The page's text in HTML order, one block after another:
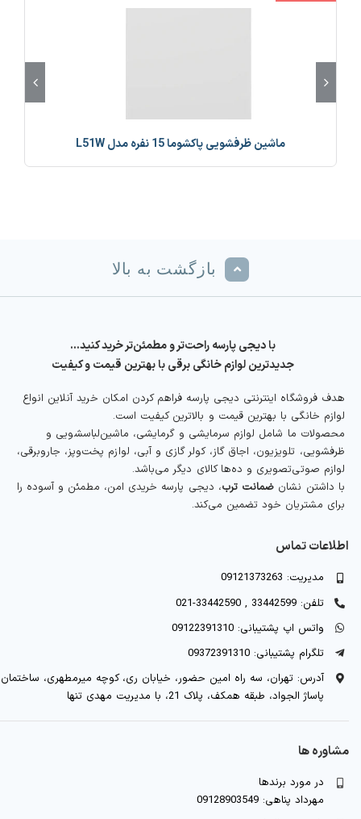
ماشين ظرفشویی پاکشوما 15 نفره مدل L51W
بازگشت به بالا
با دیجی پارسه راحت‌تر و مطمئن‌تر خرید کنید…
جدیدترین لوازم خانگی برقی با بهترین قیمت و کیفیت
هدف فروشگاه اینترنتی دیجی پارسه فراهم کردن امکان خرید آنلاین انواع
لوازم خانگی با بهترین قیمت و بالاترین کیفیت است.
محصولات ما شامل لوازم سرمایشی و گرمایشی، ماشین‌لباسشویی و
ظرفشویی، تلویزیون، اجاق گاز، کولر گازی و آبی، لوازم پخت‌وپز، جاروبرقی،
لوازم صوتی‌تصویری و ده‌ها کالای دیگر می‌باشد.
با داشتن نشان ضمانت ترب، دیجی پارسه خریدی امن، مطمئن و آسوده را
برای مشتریان خود تضمین می‌کند.
اطلاعات تماس
مدیریت: 09121373263
تلفن: 33442599 , 33442590-021
واتس اپ پشتیبانی: 09122391310
تلگرام پشتیبانی: 09372391310
آدرس: تهران، سه راه امین حضور، خیابان ری، کوچه میرمطهری، ساختمان
پاساژ الجواد، طبقه همکف، پلاک 21، با مدیریت مهدی تنها
مشاوره ها
در مورد برندها
مهرداد پناهی: 09128903549